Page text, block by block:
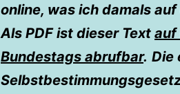
online, was ich damals
Als PDF ist dieser Text auf
Bundestags abrufbar. Die